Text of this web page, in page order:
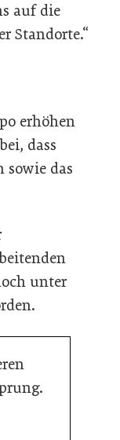
auf die
Standorte.“
erhöhen
dass
sowie das
unter